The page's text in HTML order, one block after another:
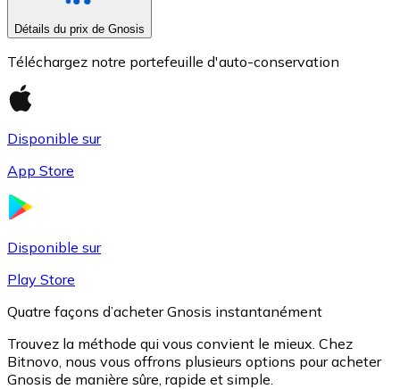
Détails du prix de Gnosis
Téléchargez notre portefeuille d'auto-conservation
Disponible sur
App Store
Disponible sur
Play Store
Quatre façons d’acheter Gnosis instantanément
Trouvez la méthode qui vous convient le mieux. Chez
Bitnovo, nous vous offrons plusieurs options pour acheter
Gnosis de manière sûre, rapide et simple.